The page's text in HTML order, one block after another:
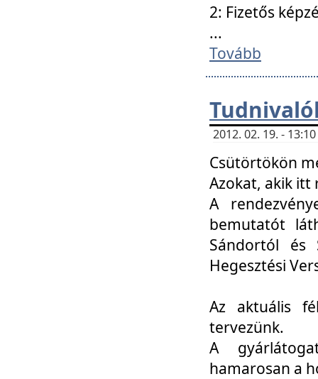
2: Fizetős
...
Tovább
2012. 02. 19. -
Csütörtökön
Azokat, akik itt
A
bemutatót
Sándortól és
Hegesztési
Az aktuális
tervezünk.
A
hamarosan a